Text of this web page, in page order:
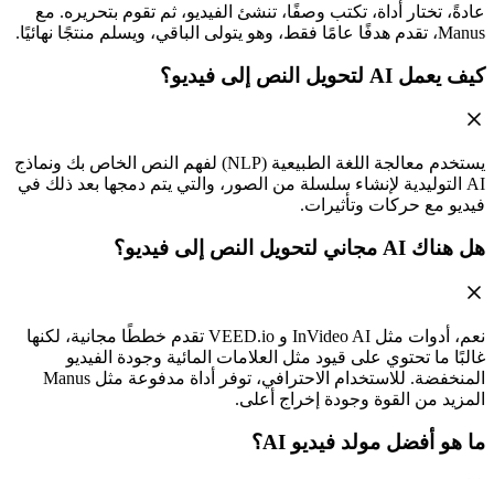
عادةً، تختار أداة، تكتب وصفًا، تنشئ الفيديو، ثم تقوم بتحريره. مع
Manus، تقدم هدفًا عامًا فقط، وهو يتولى الباقي، ويسلم منتجًا نهائيًا.
كيف يعمل AI لتحويل النص إلى فيديو؟
يستخدم معالجة اللغة الطبيعية (NLP) لفهم النص الخاص بك ونماذج
AI التوليدية لإنشاء سلسلة من الصور، والتي يتم دمجها بعد ذلك في
فيديو مع حركات وتأثيرات.
هل هناك AI مجاني لتحويل النص إلى فيديو؟
نعم، أدوات مثل InVideo AI و VEED.io تقدم خططًا مجانية، لكنها
غالبًا ما تحتوي على قيود مثل العلامات المائية وجودة الفيديو
المنخفضة. للاستخدام الاحترافي، توفر أداة مدفوعة مثل Manus
المزيد من القوة وجودة إخراج أعلى.
ما هو أفضل مولد فيديو AI؟